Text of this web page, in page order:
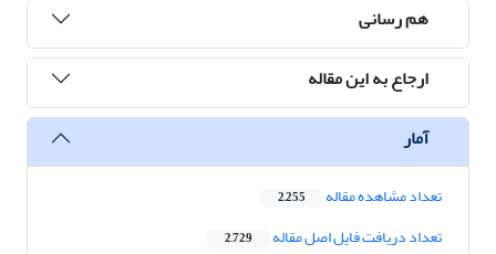
هم رسانی
ارجاع به این مقاله
آمار
تعداد مشاهده مقاله 2,255
تعداد دریافت فایل اصل مقاله 2,729